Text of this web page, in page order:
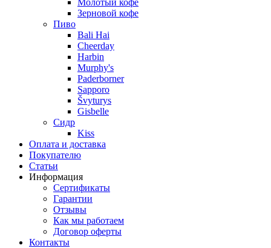
Молотый кофе
Зерновой кофе
Пиво
Bali Hai
Cheerday
Harbin
Murphy's
Paderborner
Sapporo
Švyturys
Gisbelle
Сидр
Kiss
Оплата и доставка
Покупателю
Статьи
Информация
Сертификаты
Гарантии
Отзывы
Как мы работаем
Договор оферты
Контакты